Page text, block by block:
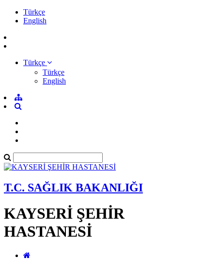
Türkçe
English
Türkçe
Türkçe
English
T.C. SAĞLIK BAKANLIĞI
KAYSERİ ŞEHİR
HASTANESİ